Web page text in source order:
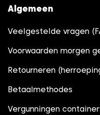
Algemeen
Veelgestelde vragen
Voorwaarden morgen
Retourneren
Betaalmethodes
Vergunningen